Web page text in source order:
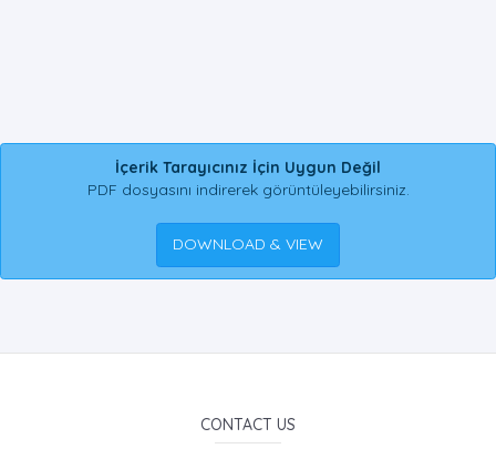
İçerik Tarayıcınız İçin Uygun Değil
PDF dosyasını indirerek görüntüleyebilirsiniz.
DOWNLOAD & VIEW
CONTACT US